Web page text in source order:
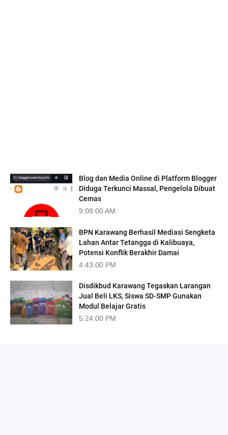
Blog dan Media Online di Platform Blogger
Diduga Terkunci Massal, Pengelola Dibuat
Cemas
9:08:00 AM
BPN Karawang Berhasil Mediasi Sengketa
Lahan Antar Tetangga di Kalibuaya,
Potensi Konflik Berakhir Damai
4:43:00 PM
Disdikbud Karawang Tegaskan Larangan
Jual Beli LKS, Siswa SD-SMP Gunakan
Modul Belajar Gratis
5:24:00 PM